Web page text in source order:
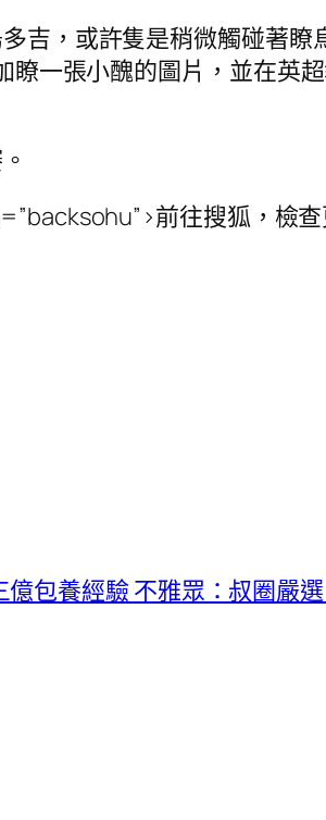
吉，或許隻是稍微觸碰著瞭
瞭一張小醜的圖片，並在英
前往搜狐，檢
億包養經驗 不雅眾：叔圈嚴